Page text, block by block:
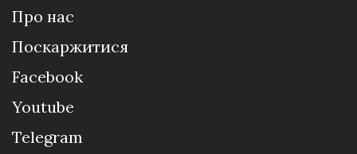
Про нас
Поскаржитися
Facebook
Youtube
Telegram